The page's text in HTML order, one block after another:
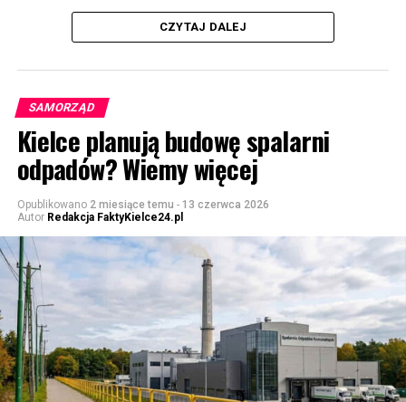
CZYTAJ DALEJ
SAMORZĄD
Kielce planują budowę spalarni
odpadów? Wiemy więcej
Opublikowano 2 miesiące temu - 13 czerwca 2026
Autor Redakcja FaktyKielce24.pl